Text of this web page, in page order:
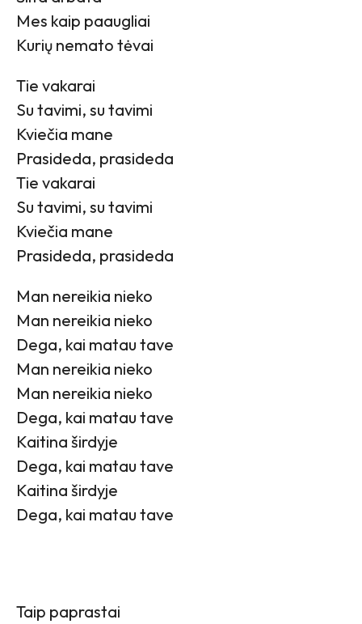
Mes kaip paaugliai
Kurių nemato tėvai
Tie vakarai
Su tavimi, su tavimi
Kviečia mane
Prasideda, prasideda
Tie vakarai
Su tavimi, su tavimi
Kviečia mane
Prasideda, prasideda
Man nereikia nieko
Man nereikia nieko
Dega, kai matau tave
Man nereikia nieko
Man nereikia nieko
Dega, kai matau tave
Kaitina širdyje
Dega, kai matau tave
Kaitina širdyje
Dega, kai matau tave
Taip paprastai